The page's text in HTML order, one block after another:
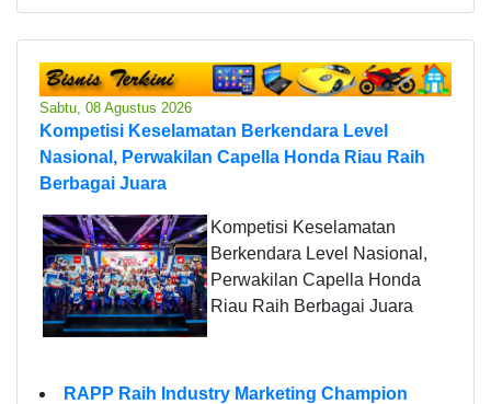
Sabtu, 08 Agustus 2026
Kompetisi Keselamatan Berkendara Level
Nasional, Perwakilan Capella Honda Riau Raih
Berbagai Juara
Kompetisi Keselamatan
Berkendara Level Nasional,
Perwakilan Capella Honda
Riau Raih Berbagai Juara
RAPP Raih Industry Marketing Champion